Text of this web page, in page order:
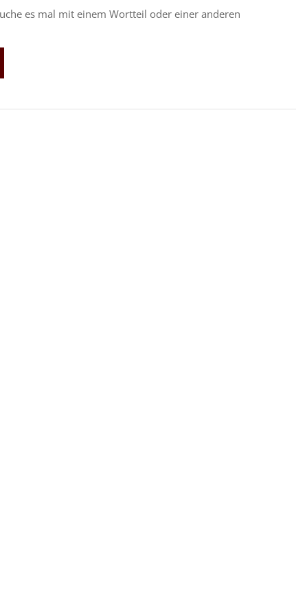
es mal mit einem Wortteil oder einer anderen